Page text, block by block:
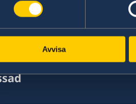
Avvisa
katastrofer
säkerhet
Läs